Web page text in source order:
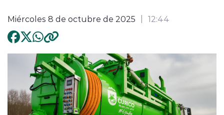
Miércoles 8 de octubre de 2025 12:44